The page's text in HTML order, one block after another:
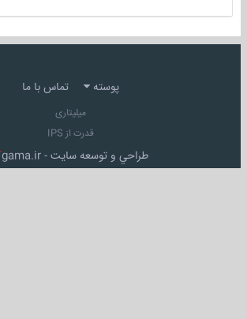
پوسته تماس با ما
میلیتاری
قدرت از IPS
طراحي و توسعه سايت - iTgama.ir